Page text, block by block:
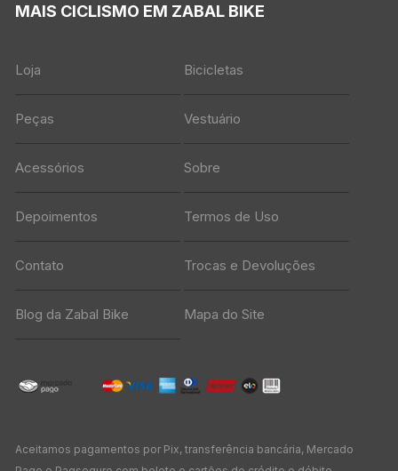
MAIS CICLISMO EM ZABAL BIKE
Loja Bicicletas
Peças Vestuário
Acessórios Sobre
Depoimentos Termos de Uso
Contato Trocas e Devoluções
Blog da Zabal Bike Mapa do Site
Aceitamos pagamentos por Pix, transferência bancária, Mercado